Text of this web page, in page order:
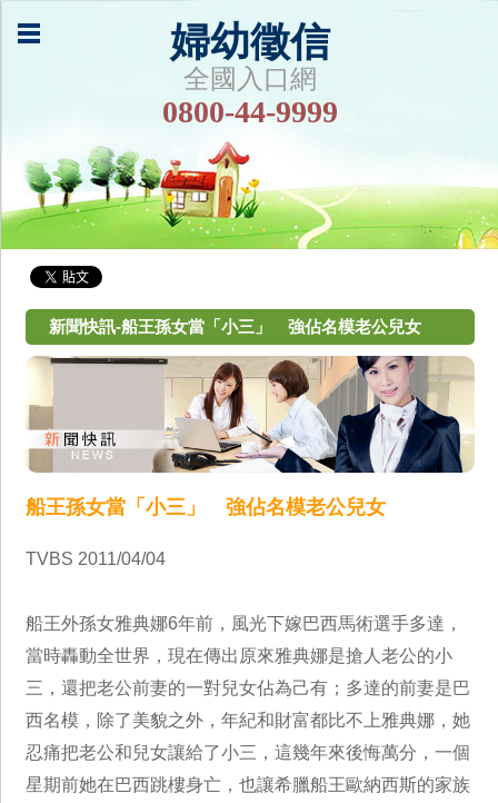
婦幼徵信
全國入口網
0800-44-9999
新聞快訊-船王孫女當「小三」 強佔名模老公兒女
船王孫女當「小三」 強佔名模老公兒女
TVBS 2011/04/04
船王外孫女雅典娜6年前，風光下嫁巴西馬術選手多達，
當時轟動全世界，現在傳出原來雅典娜是搶人老公的小
三，還把老公前妻的一對兒女佔為己有；多達的前妻是巴
西名模，除了美貌之外，年紀和財富都比不上雅典娜，她
忍痛把老公和兒女讓給了小三，這幾年來後悔萬分，一個
星期前她在巴西跳樓身亡，也讓希臘船王歐納西斯的家族